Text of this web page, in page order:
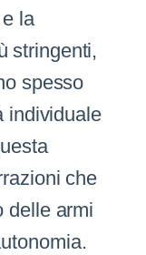
la
stringenti,
spesso
individuale
che
delle armi